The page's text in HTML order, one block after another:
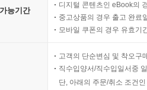
능기간
디지털 콘텐츠인 eBook의
중고상품의 경우 출고 완료
모바일 쿠폰의 경우 유효기
고객의 단순변심 및 착오구
직수입양서/직수입일서중
단, 아래의 주문/취소 조건